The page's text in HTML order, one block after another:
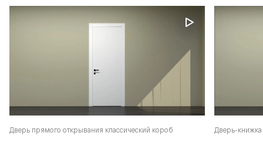
Дверь прямого открывания классический короб Дверь-